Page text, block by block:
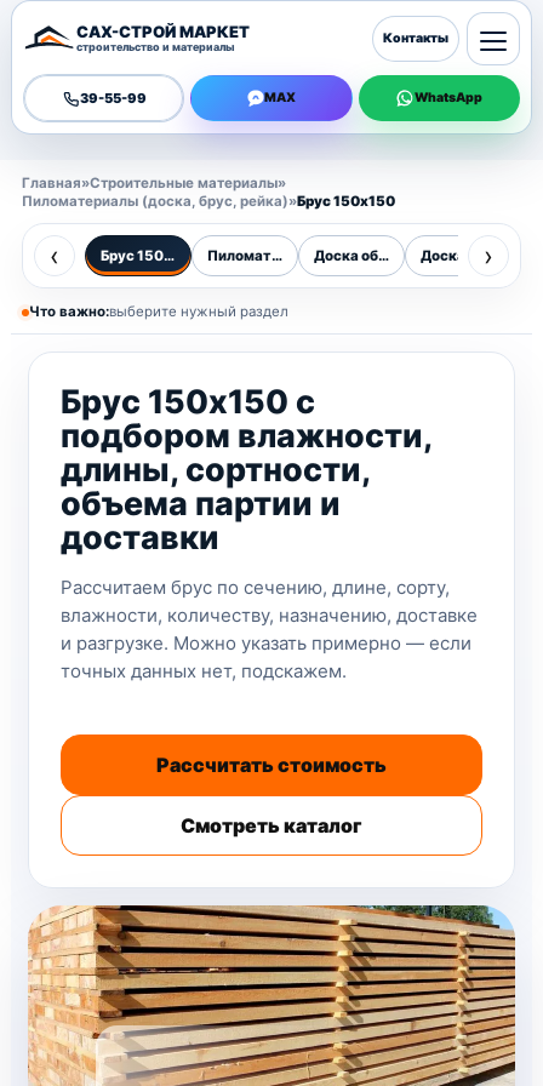
САХ-СТРОЙ МАРКЕТ
строительство и материалы
39-55-99 MAX WhatsApp
Контакты
Главная»Строительные материалы»
Пиломатериалы (доска, брус, рейка)»Брус 150х150
‹ Брус 150х150 Пиломатериалы (доска, брус, рейка)
Доска обрезнаяДоска ›
Что важно:выберите нужный раздел
Брус 150х150 с
подбором влажности,
длины, сортности,
объема партии и
доставки
Рассчитаем брус по сечению, длине, сорту,
влажности, количеству, назначению, доставке
и разгрузке. Можно указать примерно — если
точных данных нет, подскажем.
Рассчитать стоимость
Смотреть каталог